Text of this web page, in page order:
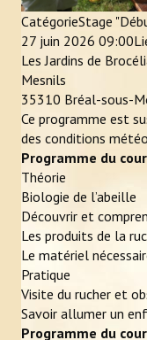
Animation et
LE RUCHER-ÉCOLE
Historique et
À lire, avant de se
Inscriptions
Calendrier et
Photos
Vidéos
L'APICULTEUR
CatégorieStage
27 juin 2026 09:00
Les Jardins de
Mesnils
35310 Bréal-sous-
Ce programme est
des conditions météo
Programme du
Théorie
Biologie de l’abeille
Découvrir et
Les produits de la
Le matériel
Pratique
Visite du rucher et
Savoir allumer un
Programme du